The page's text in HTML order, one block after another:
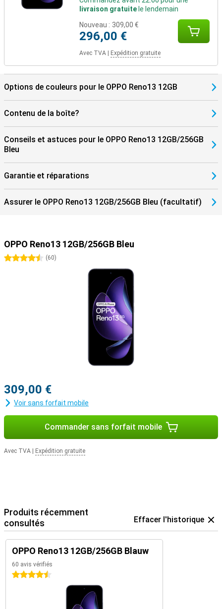
livraison gratuite le lendemain
Nouveau : 309,00 €
296,00 €
Avec TVA Expédition gratuite
Options de couleurs pour le OPPO Reno13 12GB
Contenu de la boîte?
Conseils et astuces pour le OPPO Reno13 12GB/256GB
Bleu
Garantie et réparations
Assurer le OPPO Reno13 12GB/256GB Bleu (facultatif)
OPPO Reno13 12GB/256GB Bleu
4.5 étoiles
(60)
309,00 €
Voir sans forfait mobile
Commander sans forfait mobile
Avec TVA Expédition gratuite
Produits récemment
consultés
Effacer l'historique
OPPO Reno13 12GB/256GB Blauw
60 avis vérifiés
4.5 étoiles